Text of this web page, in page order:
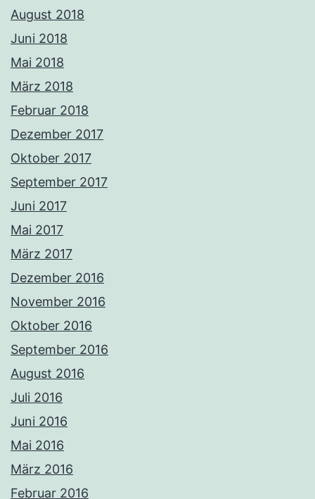
August 2018
Juni 2018
Mai 2018
März 2018
Februar 2018
Dezember 2017
Oktober 2017
September 2017
Juni 2017
Mai 2017
März 2017
Dezember 2016
November 2016
Oktober 2016
September 2016
August 2016
Juli 2016
Juni 2016
Mai 2016
März 2016
Februar 2016